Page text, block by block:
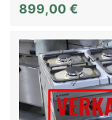
899,00 €